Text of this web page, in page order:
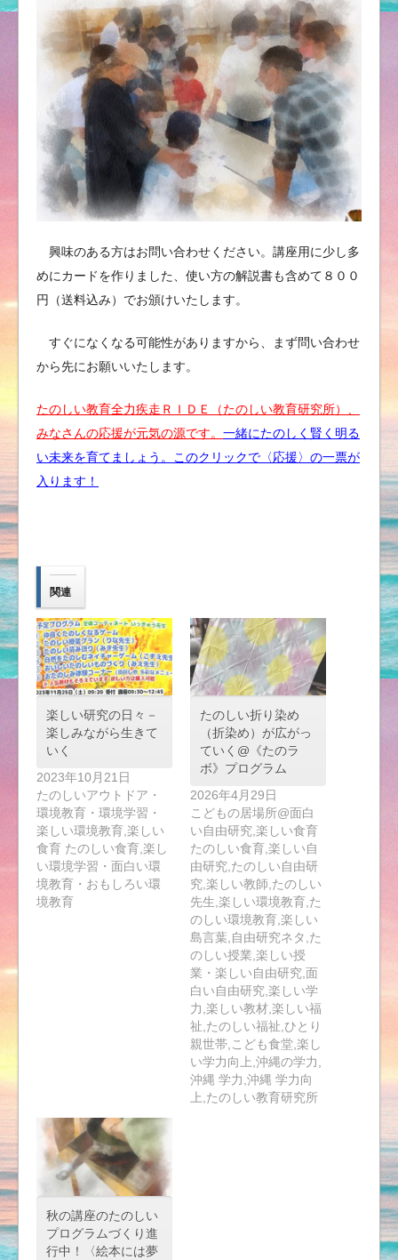
興味のある方はお問い合わせください。講座用に少し多
めにカードを作りました、使い方の解説書も含めて８００
円（送料込み）でお頒けいたします。
すぐになくなる可能性がありますから、まず問い合わせ
から先にお願いいたします。
たのしい教育全力疾走ＲＩＤＥ（たのしい教育研究所）、
みなさんの応援が元気の源です。 一緒にたのしく賢く明る
い未来を育てましょう。このクリックで〈応援〉の一票が
入ります！
関連
楽しい研究の日々－
楽しみながら生きて
いく
2023年10月21日
たのしいアウトドア・
環境教育・環境学習・
楽しい環境教育,楽しい
食育 たのしい食育,楽し
い環境学習・面白い環
境教育・おもしろい環
境教育
たのしい折り染め
（折染め）が広がっ
ていく@《たのラ
ボ》プログラム
2026年4月29日
こどもの居場所@面白
い自由研究,楽しい食育
たのしい食育,楽しい自
由研究,たのしい自由研
究,楽しい教師,たのしい
先生,楽しい環境教育,た
のしい環境教育,楽しい
島言葉,自由研究ネタ,た
のしい授業,楽しい授
業・楽しい自由研究,面
白い自由研究,楽しい学
力,楽しい教材,楽しい福
祉,たのしい福祉,ひとり
親世帯,こども食堂,楽し
い学力向上,沖縄の学力,
沖縄 学力,沖縄 学力向
上,たのしい教育研究所
秋の講座のたのしい
プログラムづくり進
行中！〈絵本には夢